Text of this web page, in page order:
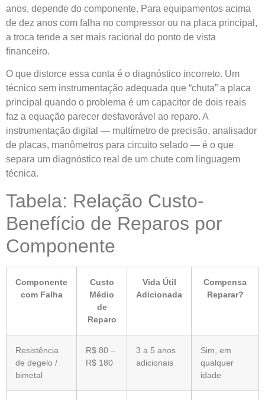
anos, depende do componente. Para equipamentos acima
de dez anos com falha no compressor ou na placa principal,
a troca tende a ser mais racional do ponto de vista
financeiro.
O que distorce essa conta é o diagnóstico incorreto. Um
técnico sem instrumentação adequada que “chuta” a placa
principal quando o problema é um capacitor de dois reais
faz a equação parecer desfavorável ao reparo. A
instrumentação digital — multímetro de precisão, analisador
de placas, manômetros para circuito selado — é o que
separa um diagnóstico real de um chute com linguagem
técnica.
Tabela: Relação Custo-
Benefício de Reparos por
Componente
Componente
com Falha
Custo
Médio
de
Reparo
Vida Útil
Adicionada
Compensa
Reparar?
Resistência
de degelo /
bimetal
R$ 80 –
R$ 180
3 a 5 anos
adicionais
Sim, em
qualquer
idade